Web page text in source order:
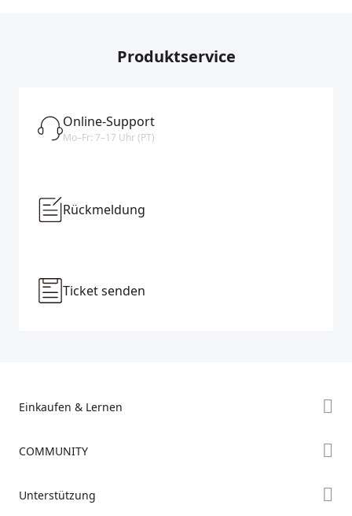
Produktservice
Online-Support
Mo–Fr: 7–17 Uhr (PT)
Rückmeldung
Ticket senden
Einkaufen & Lernen
Händler finden
COMMUNITY
Unterstützung